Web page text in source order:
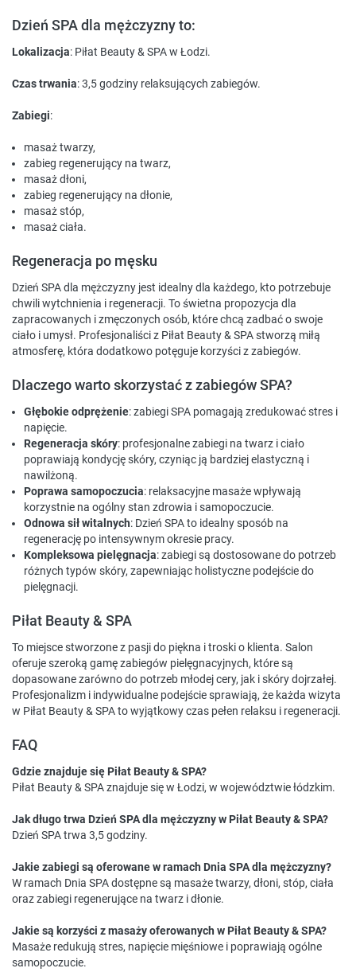
Dzień SPA dla mężczyzny to:
Lokalizacja: Piłat Beauty & SPA w Łodzi.
Czas trwania: 3,5 godziny relaksujących zabiegów.
Zabiegi:
masaż twarzy,
zabieg regenerujący na twarz,
masaż dłoni,
zabieg regenerujący na dłonie,
masaż stóp,
masaż ciała.
Regeneracja po męsku
Dzień SPA dla mężczyzny jest idealny dla każdego, kto potrzebuje
chwili wytchnienia i regeneracji. To świetna propozycja dla
zapracowanych i zmęczonych osób, które chcą zadbać o swoje
ciało i umysł. Profesjonaliści z Piłat Beauty & SPA stworzą miłą
atmosferę, która dodatkowo potęguje korzyści z zabiegów.
Dlaczego warto skorzystać z zabiegów SPA?
Głębokie odprężenie: zabiegi SPA pomagają zredukować stres i
napięcie.
Regeneracja skóry: profesjonalne zabiegi na twarz i ciało
poprawiają kondycję skóry, czyniąc ją bardziej elastyczną i
nawilżoną.
Poprawa samopoczucia: relaksacyjne masaże wpływają
korzystnie na ogólny stan zdrowia i samopoczucie.
Odnowa sił witalnych: Dzień SPA to idealny sposób na
regenerację po intensywnym okresie pracy.
Kompleksowa pielęgnacja: zabiegi są dostosowane do potrzeb
różnych typów skóry, zapewniając holistyczne podejście do
pielęgnacji.
Piłat Beauty & SPA
To miejsce stworzone z pasji do piękna i troski o klienta. Salon
oferuje szeroką gamę zabiegów pielęgnacyjnych, które są
dopasowane zarówno do potrzeb młodej cery, jak i skóry dojrzałej.
Profesjonalizm i indywidualne podejście sprawiają, że każda wizyta
w Piłat Beauty & SPA to wyjątkowy czas pełen relaksu i regeneracji.
FAQ
Gdzie znajduje się Piłat Beauty & SPA?
Piłat Beauty & SPA znajduje się w Łodzi, w województwie łódzkim.
Jak długo trwa Dzień SPA dla mężczyzny w Piłat Beauty & SPA?
Dzień SPA trwa 3,5 godziny.
Jakie zabiegi są oferowane w ramach Dnia SPA dla mężczyzny?
W ramach Dnia SPA dostępne są masaże twarzy, dłoni, stóp, ciała
oraz zabiegi regenerujące na twarz i dłonie.
Jakie są korzyści z masaży oferowanych w Piłat Beauty & SPA?
Masaże redukują stres, napięcie mięśniowe i poprawiają ogólne
samopoczucie.